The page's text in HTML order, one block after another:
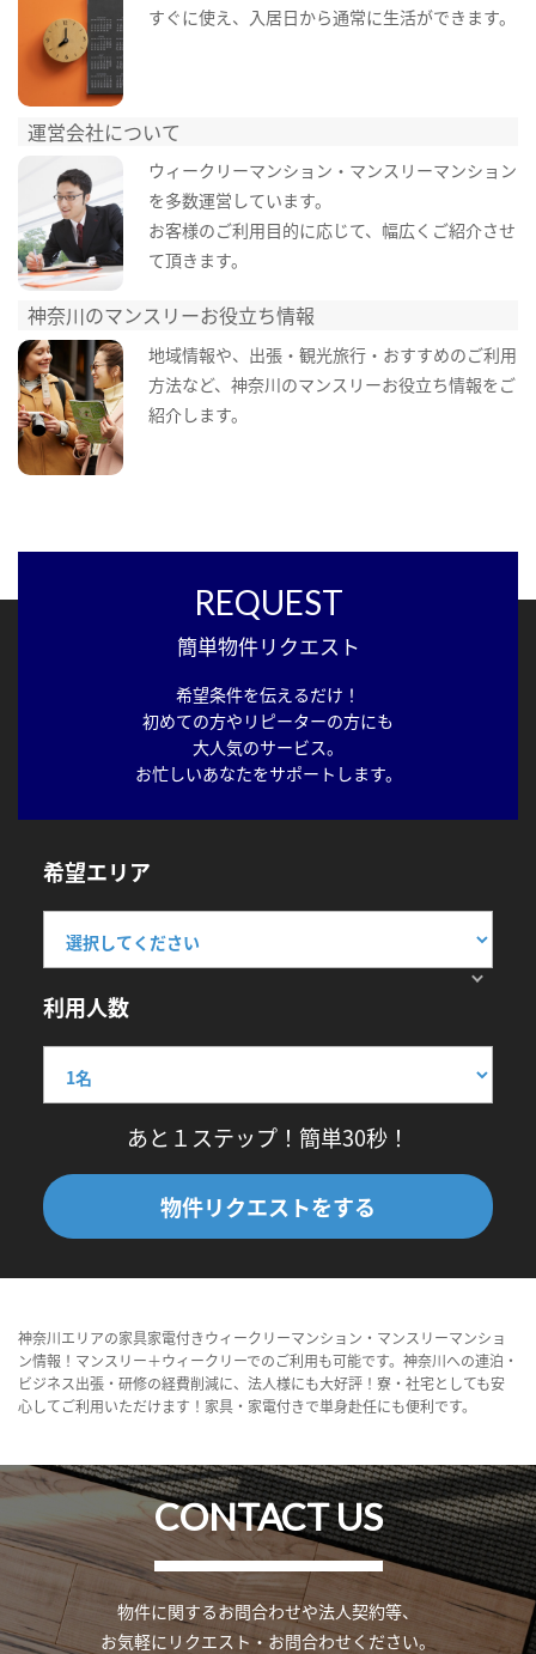
すぐに使え、入居日から通常に生活ができます。
運営会社について
ウィークリーマンション・マンスリーマンション
を多数運営しています。
お客様のご利用目的に応じて、幅広くご紹介させ
て頂きます。
神奈川のマンスリーお役立ち情報
地域情報や、出張・観光旅行・おすすめのご利用
方法など、神奈川のマンスリーお役立ち情報をご
紹介します。
REQUEST
簡単物件リクエスト
希望条件を伝えるだけ！
初めての方やリピーターの方にも
大人気のサービス。
お忙しいあなたをサポートします。
希望エリア
利用人数
あと１ステップ！簡単30秒！
物件リクエストをする
神奈川エリアの家具家電付きウィークリーマンション・マンスリーマンショ
ン情報！マンスリー＋ウィークリーでのご利用も可能です。神奈川への連泊・
ビジネス出張・研修の経費削減に、法人様にも大好評！寮・社宅としても安
心してご利用いただけます！家具・家電付きで単身赴任にも便利です。
CONTACT US
物件に関するお問合わせや法人契約等、
お気軽にリクエスト・お問合わせください。